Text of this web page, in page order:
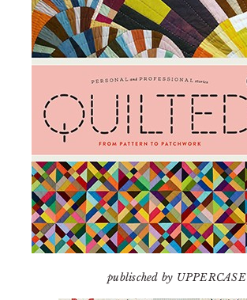
publisched by UPPERCASE